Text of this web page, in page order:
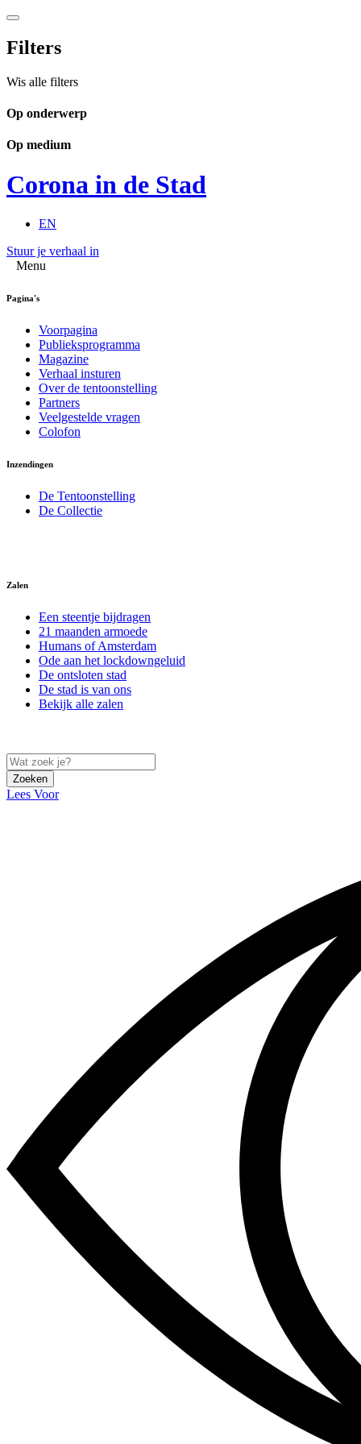
Filters
Wis alle filters
Op onderwerp
Op medium
Corona in de Stad
EN
Stuur je verhaal in
Menu
Pagina's
Voorpagina
Publieksprogramma
Magazine
Verhaal insturen
Over de tentoonstelling
Partners
Veelgestelde vragen
Colofon
Inzendingen
De Tentoonstelling
De Collectie
Zalen
Een steentje bijdragen
21 maanden armoede
Humans of Amsterdam
Ode aan het lockdowngeluid
De ontsloten stad
De stad is van ons
Bekijk alle zalen
Zoeken
Lees Voor